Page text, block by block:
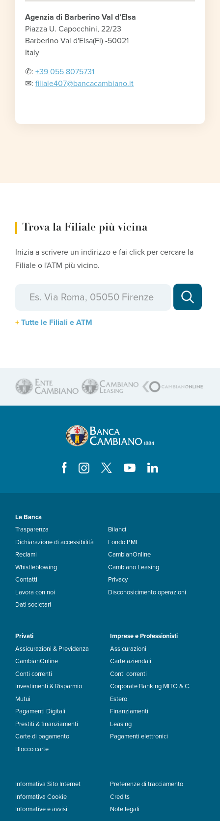
Agenzia di Barberino Val d’Elsa
Piazza U. Capocchini, 22/23
Barberino Val d'Elsa(Fi) -50021
Italy
✆:+39 055 8075731
✉︎:filiale407@bancacambiano.it
Trova la Filiale più vicina
Inizia a scrivere un indirizzo e fai click per cercare la
Filiale o l'ATM più vicino.
Tutte le Filiali e ATM
La Banca
Trasparenza
Dichiarazione di accessibilità
Reclami
Whistleblowing
Contatti
Lavora con noi
Dati societari
Bilanci
Fondo PMI
CambianOnline
Cambiano Leasing
Privacy
Disconosicimento operazioni
Privati
Assicurazioni & Previdenza
CambianOnline
Conti correnti
Investimenti & Risparmio
Mutui
Pagamenti Digitali
Prestiti & finanziamenti
Carte di pagamento
Blocco carte
Imprese e Professionisti
Assicurazioni
Carte aziendali
Conti correnti
Corporate Banking MITO & C.
Estero
Finanziamenti
Leasing
Pagamenti elettronici
Informativa Sito Internet
Informativa Cookie
Informative e avvisi
Preferenze di tracciamento
Credits
Note legali